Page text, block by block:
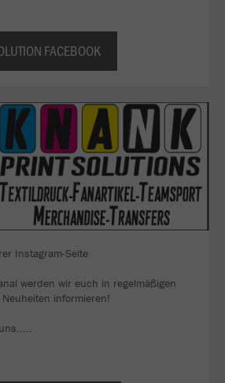
FACEBOOK
Instagram-Seite
werden wir euch in regelmäßigen
informieren!